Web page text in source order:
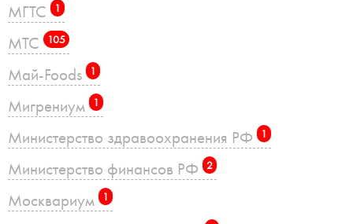
МГТС 1
МТС 105
Май-Foods 1
Мигрениум 1
Министерство здравоохранения РФ 1
Министерство финансов РФ 2
Москвариум 1